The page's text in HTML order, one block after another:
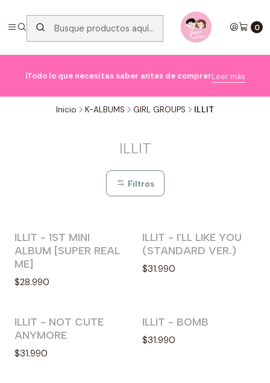
0
ℹ️Todo lo que necesitas saber antes de comprarLeer más
Inicio K-ALBUMS GIRL GROUPS ILLIT
ILLIT
Filtros
Agotado
ILLIT - 1ST MINI
ALBUM [SUPER REAL
ME]
$28.990
Agotado
ILLIT - I'LL LIKE YOU
(STANDARD VER.)
$31.990
Agotado
ILLIT - NOT CUTE
ANYMORE
$31.990
Agotado
ILLIT - BOMB
$31.990